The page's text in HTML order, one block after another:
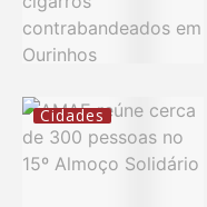
Cidades